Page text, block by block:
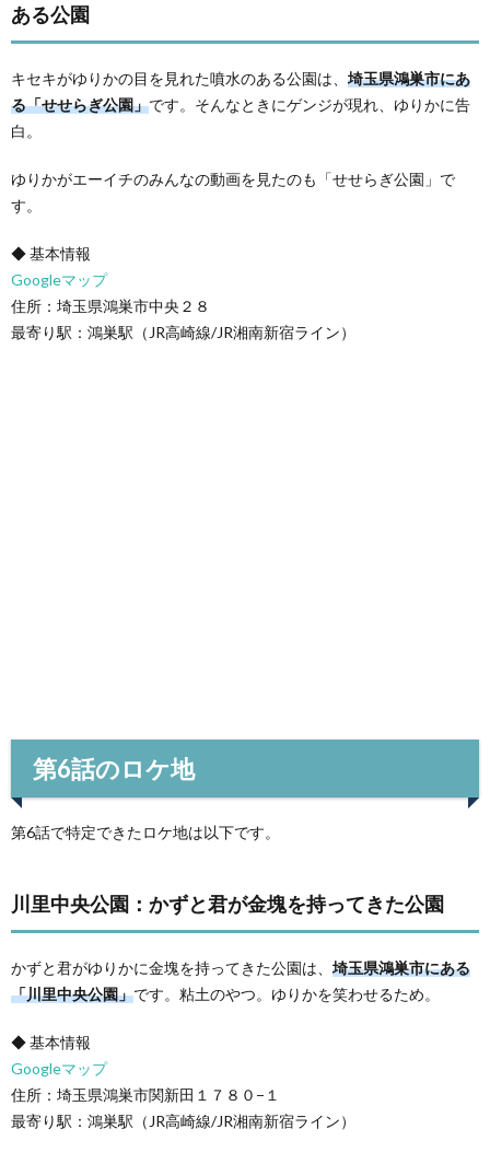
ある公園
キセキがゆりかの目を見れた噴水のある公園は、 埼玉県鴻巣市にあ
る「せせらぎ公園」です。そんなときにゲンジが現れ、ゆりかに告
白。
ゆりかがエーイチのみんなの動画を見たのも「せせらぎ公園」で
す。
◆ 基本情報
Googleマップ
住所：埼玉県鴻巣市中央２８
最寄り駅：鴻巣駅（JR高崎線/JR湘南新宿ライン）
第6話のロケ地
第6話で特定できたロケ地は以下です。
川里中央公園：かずと君が金塊を持ってきた公園
かずと君がゆりかに金塊を持ってきた公園は、 埼玉県鴻巣市にある
「川里中央公園」です。粘土のやつ。ゆりかを笑わせるため。
◆ 基本情報
Googleマップ
住所：埼玉県鴻巣市関新田１７８０−１
最寄り駅：鴻巣駅（JR高崎線/JR湘南新宿ライン）